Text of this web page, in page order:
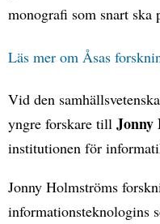
monografi som snart ska
Läs mer om Åsas
Vid den
yngre forskare till Jonny
institutionen för
Jonny Holmströms
informationsteknologins